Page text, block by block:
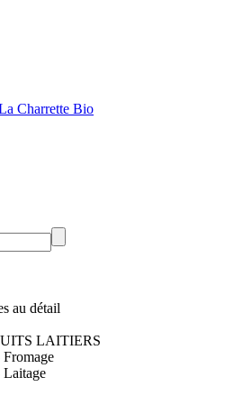
Charrette Bio
au détail
LAITIERS
Fromage
Laitage